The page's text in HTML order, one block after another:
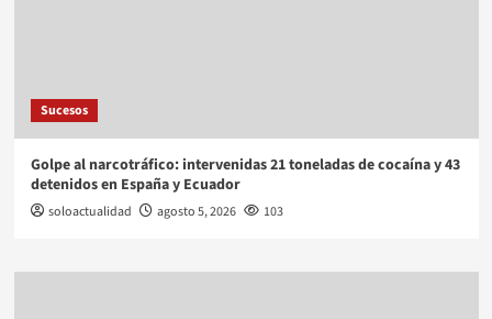
Sucesos
Golpe al narcotráfico: intervenidas 21 toneladas de cocaína y 43
detenidos en España y Ecuador
soloactualidad agosto 5, 2026 103